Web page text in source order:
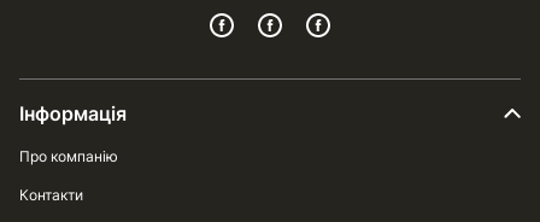
Інформація
Про компанію
Контакти